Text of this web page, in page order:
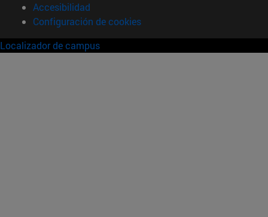
Accesibilidad
Configuración de cookies
Localizador de campus